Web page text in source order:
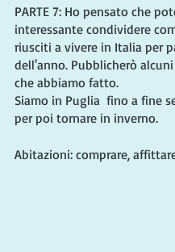
PARTE 7: Ho pensato che
interessante condividere
riusciti a vivere in Italia per
dell'anno. Pubblicherò
che abbiamo fatto.
Siamo in Puglia  fino a fine
per poi tornare in inverno.
Abitazioni: comprare,